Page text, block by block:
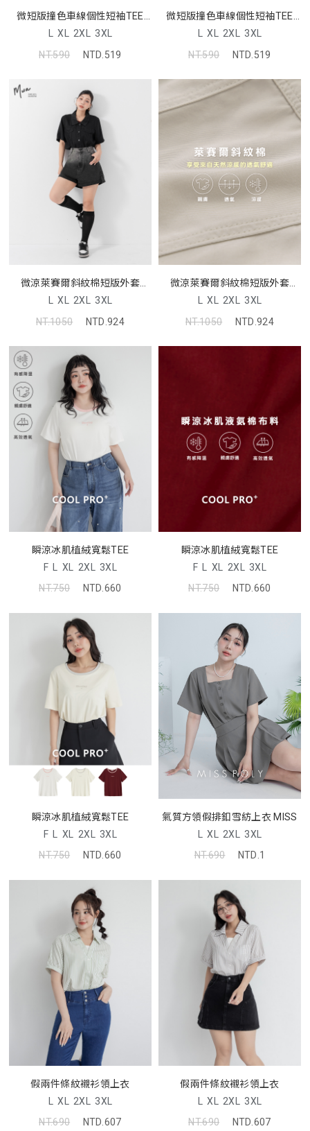
微短版撞色車線個性短袖TEE
MUA
L XL 2XL 3XL
NT.590
NTD.519
微短版撞色車線個性短袖TEE
MUA
L XL 2XL 3XL
NT.590
NTD.519
微涼萊賽爾斜紋棉短版外套
MUA
L XL 2XL 3XL
NT.1050
NTD.924
微涼萊賽爾斜紋棉短版外套
MUA
L XL 2XL 3XL
NT.1050
NTD.924
瞬涼冰肌植絨寬鬆TEE
F L XL 2XL 3XL
NT.750
NTD.660
瞬涼冰肌植絨寬鬆TEE
F L XL 2XL 3XL
NT.750
NTD.660
瞬涼冰肌植絨寬鬆TEE
F L XL 2XL 3XL
NT.750
NTD.660
氣質方領假排釦雪紡上衣 MISS
L XL 2XL 3XL
NT.690
NTD.1
假兩件條紋襯衫領上衣
L XL 2XL 3XL
NT.690
NTD.607
假兩件條紋襯衫領上衣
L XL 2XL 3XL
NT.690
NTD.607